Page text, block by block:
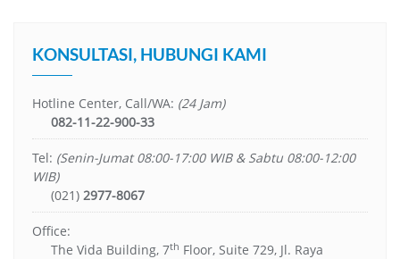
KONSULTASI, HUBUNGI KAMI
Hotline Center, Call/WA: (24 Jam)
082-11-22-900-33
Tel: (Senin-Jumat 08:00-17:00 WIB & Sabtu 08:00-12:00
WIB)
(021) 2977-8067
Office:
The Vida Building, 7th Floor, Suite 729, Jl. Raya